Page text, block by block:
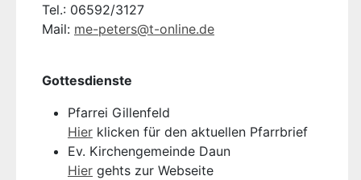
Tel.: 06592/3127
Mail: me-peters@t-online.de
Gottesdienste
Pfarrei Gillenfeld
Hier klicken für den aktuellen Pfarrbrief
Ev. Kirchengemeinde Daun
Hier gehts zur Webseite